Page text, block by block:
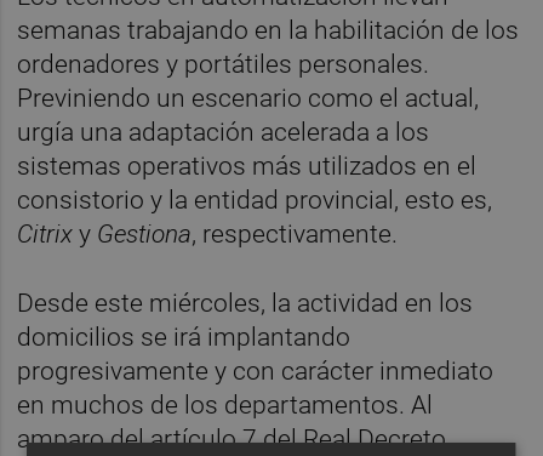
semanas trabajando en la habilitación de los
ordenadores y portátiles personales.
Previniendo un escenario como el actual,
urgía una adaptación acelerada a los
sistemas operativos más utilizados en el
consistorio y la entidad provincial, esto es,
Citrixy Gestiona, respectivamente.
Desde este miércoles, la actividad en los
domicilios se irá implantando
progresivamente y con carácter inmediato
en muchos de los departamentos. Al
amparo del artículo 7 del Real Decreto